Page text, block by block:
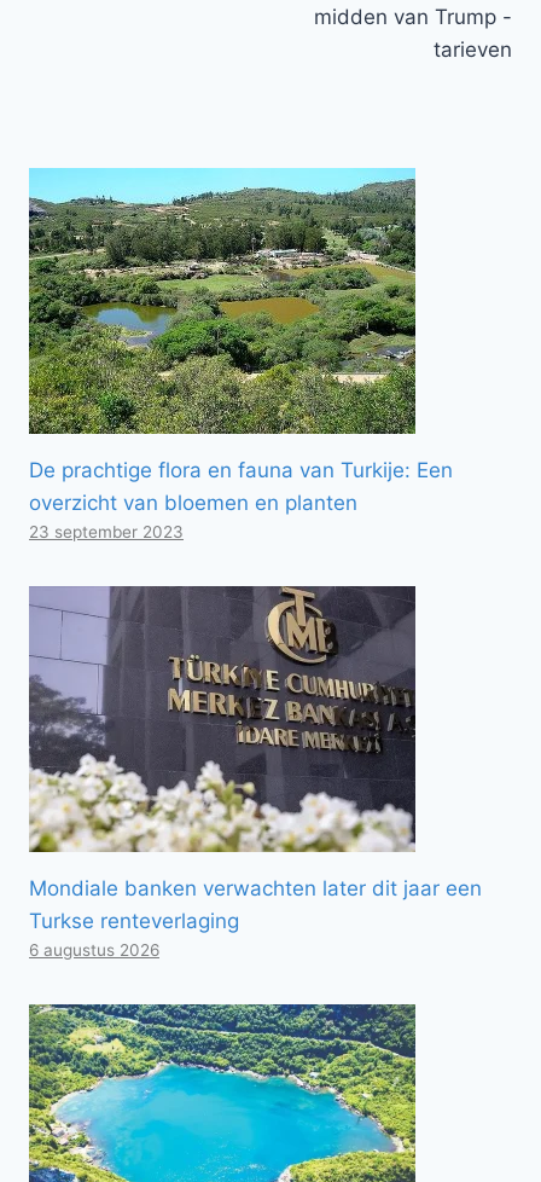
midden van Trump -
tarieven
De prachtige flora en fauna van Turkije: Een
overzicht van bloemen en planten
23 september 2023
Mondiale banken verwachten later dit jaar een
Turkse renteverlaging
6 augustus 2026